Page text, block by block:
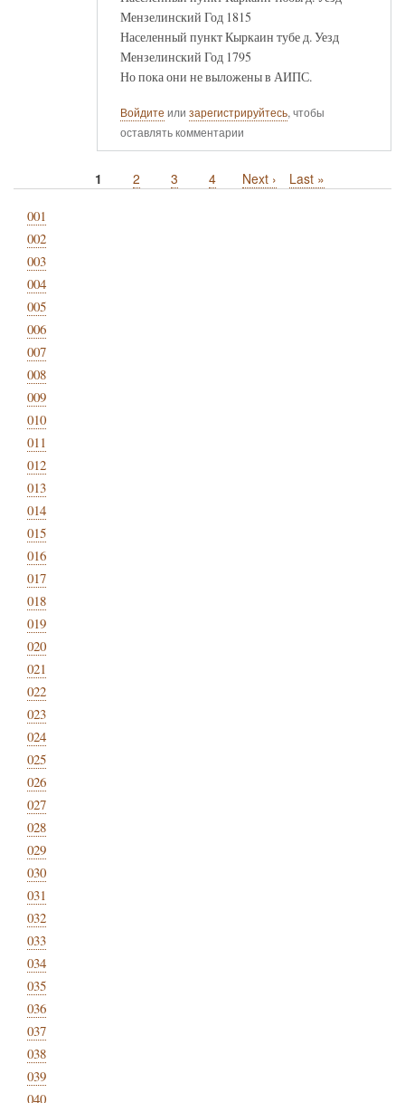
Мензелинский Год 1815
Населенный пункт Кыркаин тубе д. Уезд
Мензелинский Год 1795
Но пока они не выложены в АИПС.
Войдите или зарегистрируйтесь, чтобы
оставлять комментарии
Нумерация
страниц
Текущая
1 Page
2 Page
3 Page
4
Следующая
Next ›
Последняя
Last »
001
002
003
004
005
006
007
008
009
010
011
012
013
014
015
016
017
018
019
020
021
022
023
024
025
026
027
028
029
030
031
032
033
034
035
036
037
038
039
040